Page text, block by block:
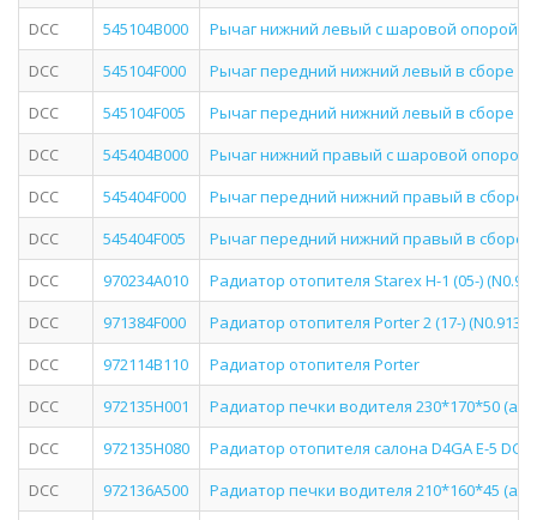
DCC
545104B000
Рычаг нижний левый с шаровой опорой
DCC
545104F000
Рычаг передний нижний левый в сборе
DCC
545104F005
Рычаг передний нижний левый в сборе
DCC
545404B000
Рычаг нижний правый с шаровой опорой
DCC
545404F000
Рычаг передний нижний правый в сборе
DCC
545404F005
Рычаг передний нижний правый в сборе
DCC
970234A010
Радиатор отопителя Starex H-1 (05-)
DCC
971384F000
Радиатор отопителя Porter 2 (17-) (N0.9131)
DCC
972114B110
Радиатор отопителя Porter
DCC
972135H001
Радиатор печки водителя 230*170*50
DCC
972135H080
Радиатор отопителя салона D4GA E-5 DCC
DCC
972136A500
Радиатор печки водителя 210*160*45